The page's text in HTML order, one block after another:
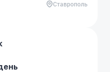
Ставрополь